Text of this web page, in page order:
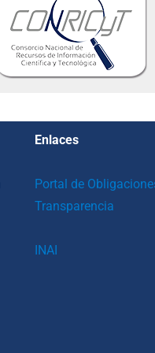
Enlaces
Portal de
Transparencia
INAI